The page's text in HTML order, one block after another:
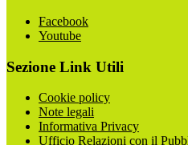
Facebook
Youtube
Sezione Link Utili
Cookie policy
Note legali
Informativa Privacy
Ufficio Relazioni con il